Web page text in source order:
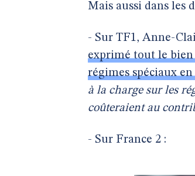
Mais aussi dans les
- Sur TF1, Anne-
exprimé tout le bien
régimes spéciaux
à la charge sur les
coûteraient au
- Sur France 2 :